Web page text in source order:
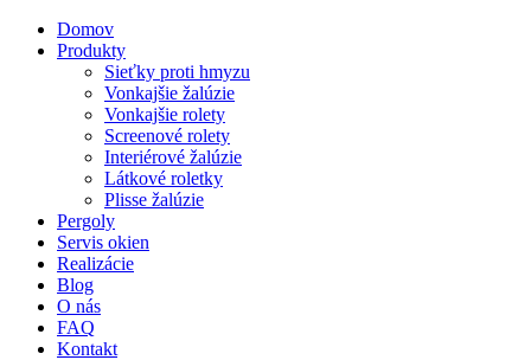
Domov
Produkty
Sieťky proti hmyzu
Vonkajšie žalúzie
Vonkajšie rolety
Screenové rolety
Interiérové žalúzie
Látkové roletky
Plisse žalúzie
Pergoly
Servis okien
Realizácie
Blog
O nás
FAQ
Kontakt